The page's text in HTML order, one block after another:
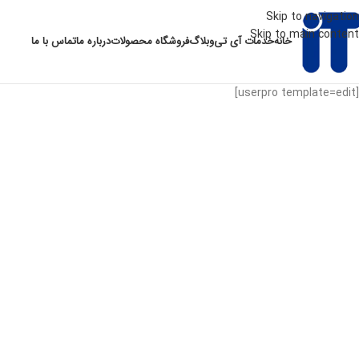
Skip to navigation
Skip to main content
خانهخدمات آی تیوبلاگفروشگاه محصولاتدرباره ماتماس با ما
[userpro template=edit]